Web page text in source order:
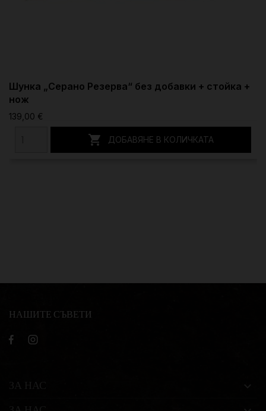
Шунка „Серано Резерва“ без добавки + стойка +
нож
139,00 €
 ДОБАВЯНЕ В КОЛИЧКАТА
НАШИТЕ СЪВЕТИ